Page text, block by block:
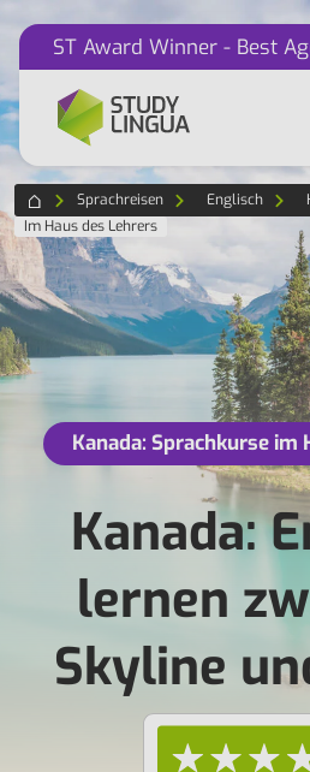
ST Award Winner - Best
Sprachreisen Englisch
Im Haus des Lehrers
Kanada: Sprachkurse im
Kanada:
lernen
Skyline